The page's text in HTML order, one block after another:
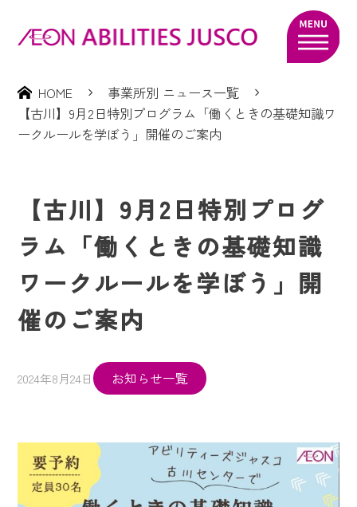
HOME
事業所別 ニュース一覧
【古川】9月2日特別プログラム「働くときの基礎知識ワ
ークルールを学ぼう」開催のご案内
【古川】9月2日特別プログ
ラム「働くときの基礎知識
ワークルールを学ぼう」開
催のご案内
2024年8月24日 お知らせ一覧